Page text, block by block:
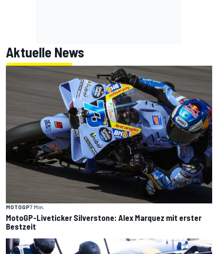
Aktuelle News
MOTOGP7 Min.
MotoGP-Liveticker Silverstone: Alex Marquez mit erster
Bestzeit